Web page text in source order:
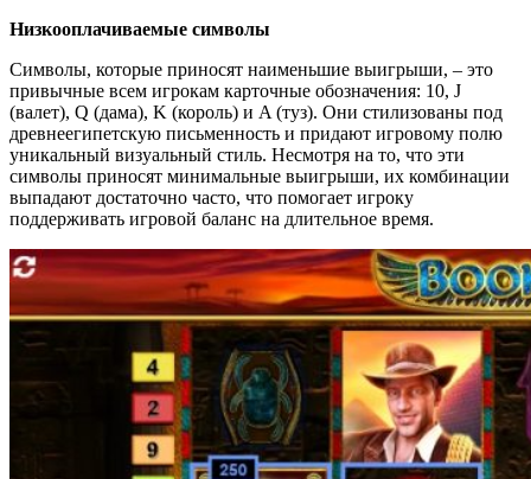
Низкооплачиваемые символы
Символы, которые приносят наименьшие выигрыши, – это
привычные всем игрокам карточные обозначения: 10, J
(валет), Q (дама), K (король) и A (туз). Они стилизованы под
древнеегипетскую письменность и придают игровому полю
уникальный визуальный стиль. Несмотря на то, что эти
символы приносят минимальные выигрыши, их комбинации
выпадают достаточно часто, что помогает игроку
поддерживать игровой баланс на длительное время.